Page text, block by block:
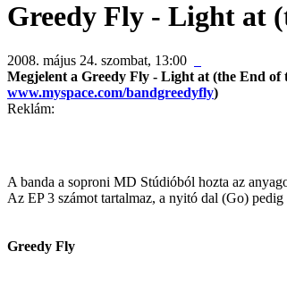
Greedy Fly - Light at
2008. május 24. szombat, 13:00
Megjelent a Greedy Fly - Light at (the End of
www.myspace.com/bandgreedyfly)
Reklám:
A banda a soproni MD Stúdióból hozta az
Az EP 3 számot tartalmaz, a nyitó dal (Go)
Greedy Fly